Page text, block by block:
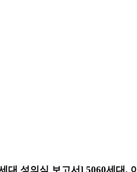
대 성의식 보고서] 5060세대,